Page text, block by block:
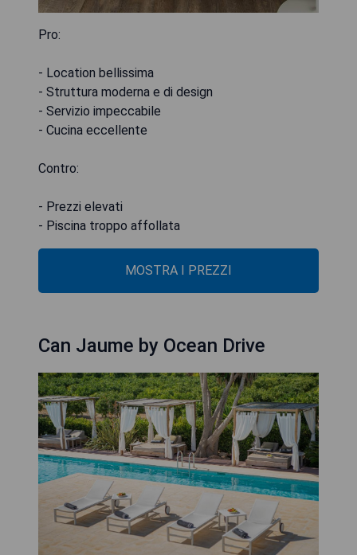
Pro:
- Location bellissima
- Struttura moderna e di design
- Servizio impeccabile
- Cucina eccellente
Contro:
- Prezzi elevati
- Piscina troppo affollata
MOSTRA I PREZZI
Can Jaume by Ocean Drive